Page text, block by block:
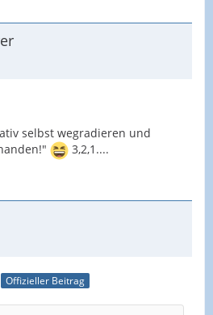
selbst wegradieren und
3,2,1....
Offizieller Beitrag